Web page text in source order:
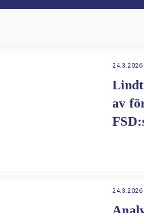
24.3.2026
av
24.3.2026